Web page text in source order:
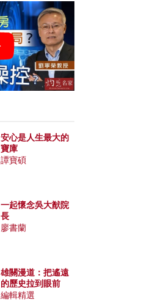
安心是人生最大的
寶庫
譚寶碩
一起懷念吳大猷院
長
廖書蘭
雄關漫道：把遙遠
的歷史拉到眼前
編輯精選